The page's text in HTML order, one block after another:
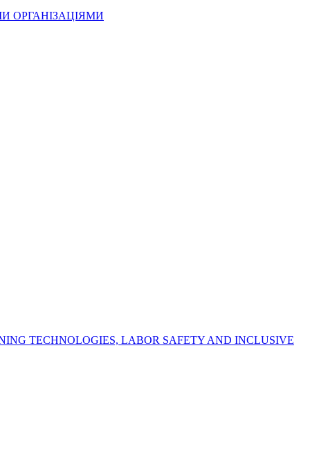
ОРГАНІЗАЦІЯМИ
LABOR SAFETY AND INCLUSIVE